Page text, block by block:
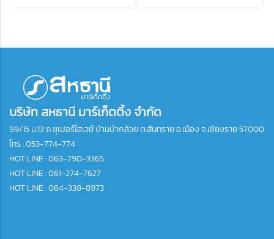
บริษัท สหธานี มาร์เก็ตติ้ง จำกัด
99/15 ม.13 ถ.ซุเปอร์ไฮเวย์ บ้านป่ากล้วย ต.สันทราย อ.เมือง จ.เชียงราย 57000
โทร :053-774-774
HOT LINE : 063-790-3365
HOT LINE : 061-274-7627
HOT LINE : 064-338-8973